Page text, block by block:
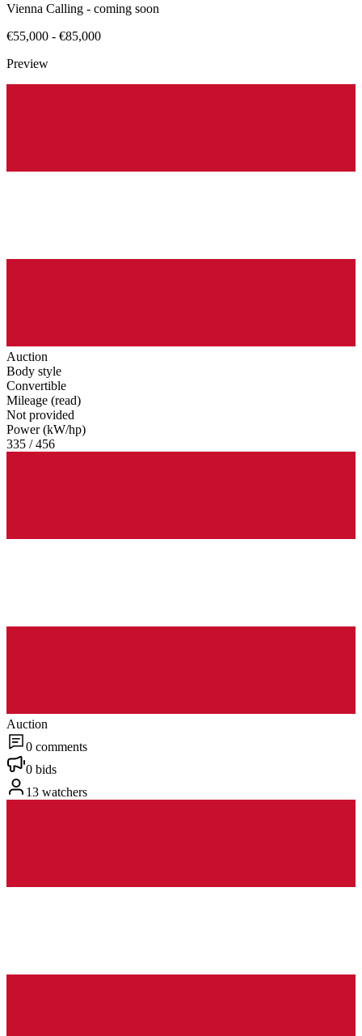
Vienna Calling - coming soon
€55,000 - €85,000
Preview
Auction
Body style
Convertible
Mileage (read)
Not provided
Power (kW/hp)
335 / 456
Auction
0 comments
0 bids
13 watchers